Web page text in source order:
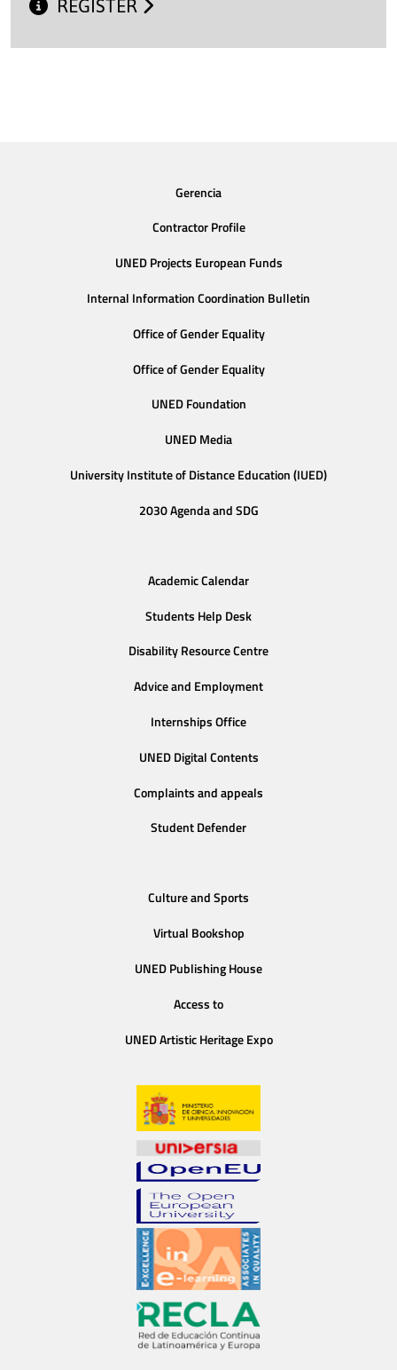
REGISTER
Gerencia
Contractor Profile
UNED Projects European Funds
Internal Information Coordination Bulletin
Office of Gender Equality
Office of Gender Equality
UNED Foundation
UNED Media
University Institute of Distance Education (IUED)
2030 Agenda and SDG
Academic Calendar
Students Help Desk
Disability Resource Centre
Advice and Employment
Internships Office
UNED Digital Contents
Complaints and appeals
Student Defender
Culture and Sports
Virtual Bookshop
UNED Publishing House
Access to
UNED Artistic Heritage Expo